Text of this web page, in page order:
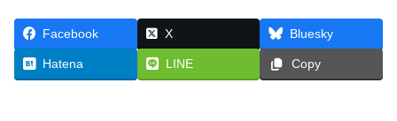
Facebook X Bluesky
Hatena LINE Copy